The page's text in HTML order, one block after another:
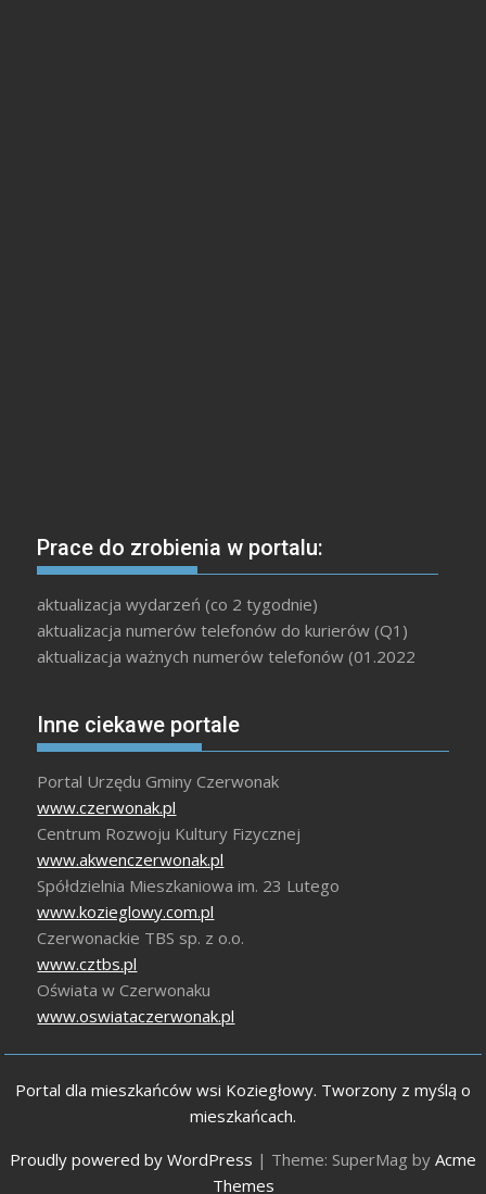
Prace do zrobienia w portalu:
aktualizacja wydarzeń (co 2 tygodnie)
aktualizacja numerów telefonów do kurierów (Q1)
aktualizacja ważnych numerów telefonów (01.2022
Inne ciekawe portale
Portal Urzędu Gminy Czerwonak
www.czerwonak.pl
Centrum Rozwoju Kultury Fizycznej
www.akwenczerwonak.pl
Spółdzielnia Mieszkaniowa im. 23 Lutego
www.kozieglowy.com.pl
Czerwonackie TBS sp. z o.o.
www.cztbs.pl
Oświata w Czerwonaku
www.oswiataczerwonak.pl
Portal dla mieszkańców wsi Koziegłowy. Tworzony z myślą o
mieszkańcach.
Proudly powered by WordPress | Theme: SuperMag by Acme
Themes